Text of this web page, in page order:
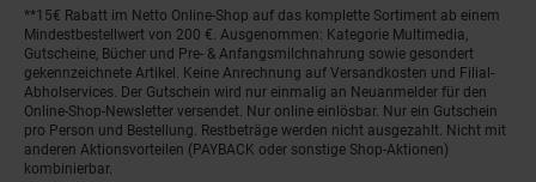
**15€ Rabatt im Netto Online-Shop auf das komplette Sortiment ab einem
Mindestbestellwert von 200 €. Ausgenommen: Kategorie Multimedia,
Gutscheine, Bücher und Pre- & Anfangsmilchnahrung sowie gesondert
gekennzeichnete Artikel. Keine Anrechnung auf Versandkosten und Filial-
Abholservices. Der Gutschein wird nur einmalig an Neuanmelder für den
Online-Shop-Newsletter versendet. Nur online einlösbar. Nur ein Gutschein
pro Person und Bestellung. Restbeträge werden nicht ausgezahlt. Nicht mit
anderen Aktionsvorteilen (PAYBACK oder sonstige Shop-Aktionen)
kombinierbar.